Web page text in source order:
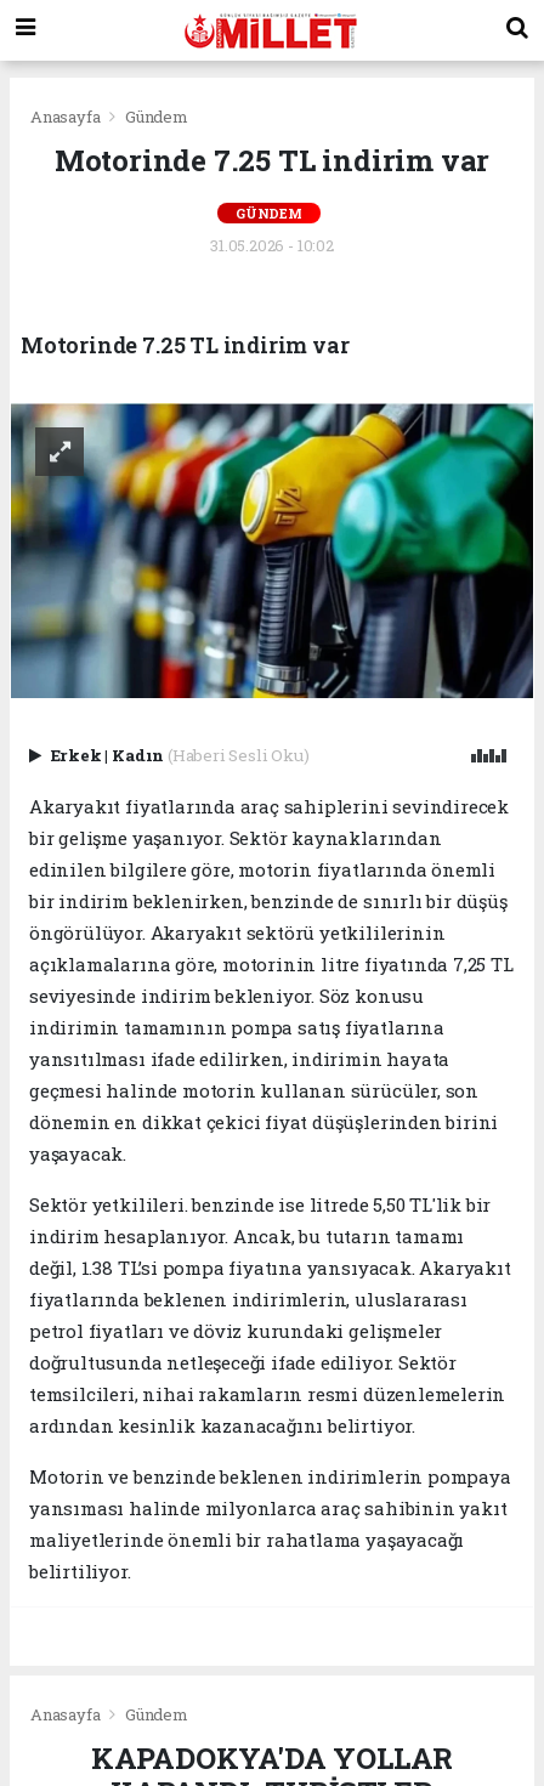
Anasayfa Gündem
Motorinde 7.25 TL indirim var
GÜNDEM
31.05.2026 - 10:02
Motorinde 7.25 TL indirim var
Erkek| Kadın (Haberi Sesli Oku)
Akaryakıt fiyatlarında araç sahiplerini sevindirecek
bir gelişme yaşanıyor. Sektör kaynaklarından
edinilen bilgilere göre, motorin fiyatlarında önemli
bir indirim beklenirken, benzinde de sınırlı bir düşüş
öngörülüyor. Akaryakıt sektörü yetkililerinin
açıklamalarına göre, motorinin litre fiyatında 7,25 TL
seviyesinde indirim bekleniyor. Söz konusu
indirimin tamamının pompa satış fiyatlarına
yansıtılması ifade edilirken, indirimin hayata
geçmesi halinde motorin kullanan sürücüler, son
dönemin en dikkat çekici fiyat düşüşlerinden birini
yaşayacak.
Sektör yetkilileri. benzinde ise litrede 5,50 TL'lik bir
indirim hesaplanıyor. Ancak, bu tutarın tamamı
değil, 1.38 TL’si pompa fiyatına yansıyacak. Akaryakıt
fiyatlarında beklenen indirimlerin, uluslararası
petrol fiyatları ve döviz kurundaki gelişmeler
doğrultusunda netleşeceği ifade ediliyor. Sektör
temsilcileri, nihai rakamların resmi düzenlemelerin
ardından kesinlik kazanacağını belirtiyor.
Motorin ve benzinde beklenen indirimlerin pompaya
yansıması halinde milyonlarca araç sahibinin yakıt
maliyetlerinde önemli bir rahatlama yaşayacağı
belirtiliyor.
Anasayfa Gündem
KAPADOKYA'DA YOLLAR